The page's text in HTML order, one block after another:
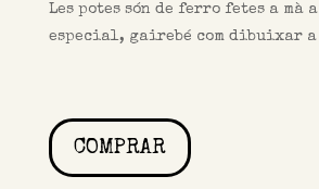
Les potes són de ferro fetes a mà
especial, gairebé com dibuixar a
COMPRAR